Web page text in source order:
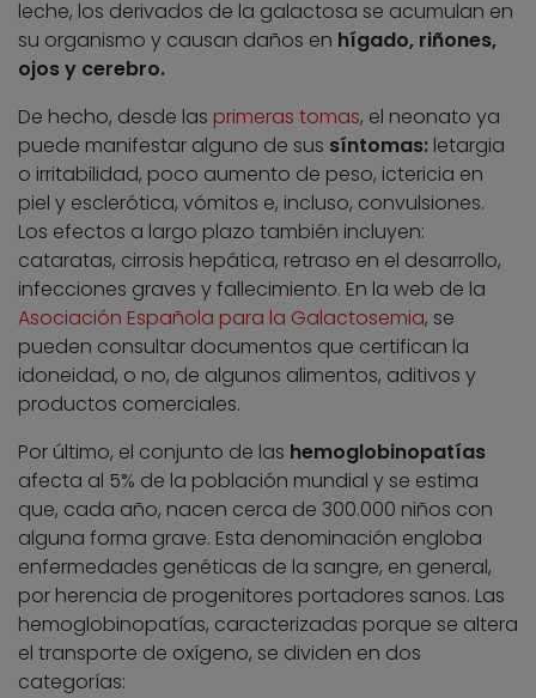
leche, los derivados de la galactosa se acumulan en
su organismo y causan daños en hígado, riñones,
ojos y cerebro.
De hecho, desde las primeras tomas, el neonato ya
puede manifestar alguno de sus síntomas: letargia
o irritabilidad, poco aumento de peso, ictericia en
piel y esclerótica, vómitos e, incluso, convulsiones.
Los efectos a largo plazo también incluyen:
cataratas, cirrosis hepática, retraso en el desarrollo,
infecciones graves y fallecimiento. En la web de la
Asociación Española para la Galactosemia, se
pueden consultar documentos que certifican la
idoneidad, o no, de algunos alimentos, aditivos y
productos comerciales.
Por último, el conjunto de las hemoglobinopatías
afecta al 5% de la población mundial y se estima
que, cada año, nacen cerca de 300.000 niños con
alguna forma grave. Esta denominación engloba
enfermedades genéticas de la sangre, en general,
por herencia de progenitores portadores sanos. Las
hemoglobinopatías, caracterizadas porque se altera
el transporte de oxígeno, se dividen en dos
categorías: